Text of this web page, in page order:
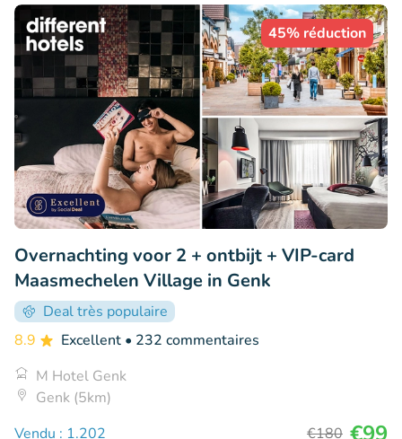
45% réduction
Overnachting voor 2 + ontbijt + VIP-card
Maasmechelen Village in Genk
Deal très populaire
8.9
Excellent • 232 commentaires
M Hotel Genk
Genk (5km)
Vendu : 1.202
€180